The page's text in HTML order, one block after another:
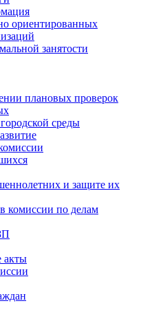
ориентированных
занятости
плановых проверок
среды
и защите их
комиссии по делам
акты